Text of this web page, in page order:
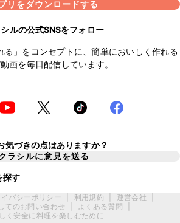
リをダウンロードする
ルの公式SNSをフォロー
る」をコンセプトに、簡単においしく作れる
画を毎日配信しています。
気づきの点はありますか？
ラシルに意見を送る
探す
バシーポリシー 利用規約 運営会社
てのお問い合わせ
よくある質問
く安全に料理を楽しむために